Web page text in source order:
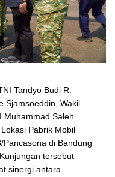
Tandyo Budi R.
Sjamsoeddin, Wakil
Muhammad Saleh
Pabrik Mobil
Pancasona di Bandung
tersebut
sinergi antara